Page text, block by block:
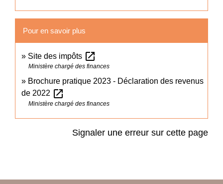
Pour en savoir plus
Site des impôts open_in_new
Ministère chargé des finances
Brochure pratique 2023 - Déclaration des revenus
de 2022 open_in_new
Ministère chargé des finances
Signaler une erreur sur cette page